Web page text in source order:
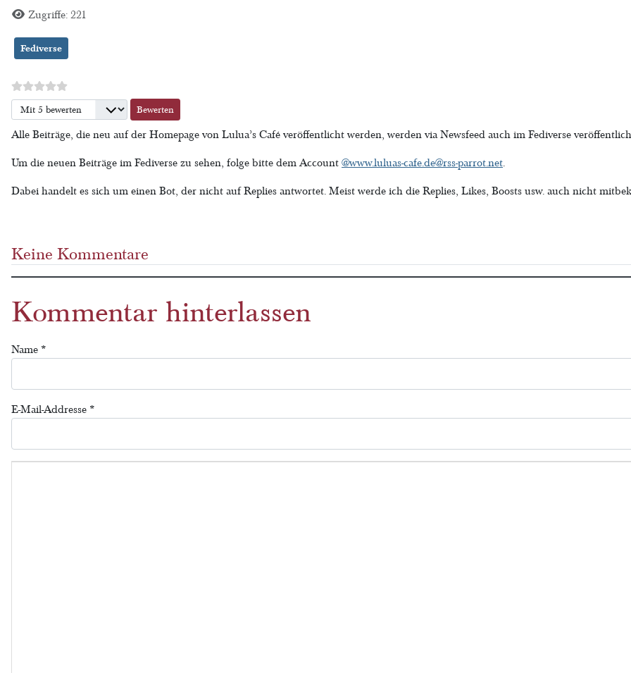
Zugriffe: 221
Fediverse
Bitte bewerten
Alle Beiträge, die neu auf der Homepage von Lulua’s Café veröffentlicht werden, werden via Newsfeed auch im Fediverse
Um die neuen Beiträge im Fediverse zu sehen, folge bitte dem Account @www.luluas-cafe.de@rss-parrot.net.
Dabei handelt es sich um einen Bot, der nicht auf Replies antwortet. Meist werde ich die Replies, Likes, Boosts usw. auch nicht
Keine Kommentare
Kommentar hinterlassen
Name *
E-Mail-Addresse *